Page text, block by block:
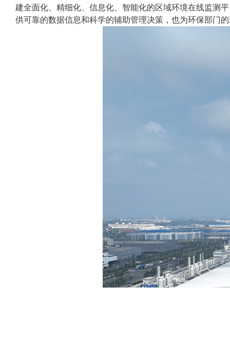
建全面化、精细化、信息化、智能化的区域环境在线监测
供可靠的数据信息和科学的辅助管理决策，也为环保部门